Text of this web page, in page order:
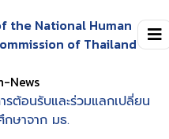
the National Human
of Thailand
News
รต้อนรับและร่วมแลกเปลี่ยน
กษาจาก มธ.